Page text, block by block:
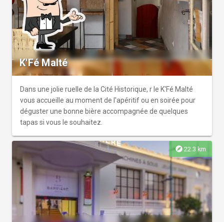
K'Fé Malté
Dans une jolie ruelle de la Cité Historique, r le K'Fé Malté
vous accueille au moment de l'apéritif ou en soirée pour
déguster une bonne bière accompagnée de quelques
tapas si vous le souhaitez.
explore 22.3 km